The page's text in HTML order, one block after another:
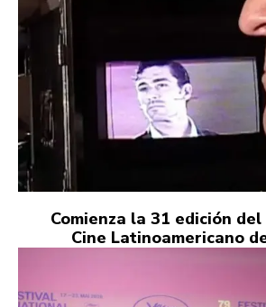
Comienza la 31 edición
Cine Latinoamericano